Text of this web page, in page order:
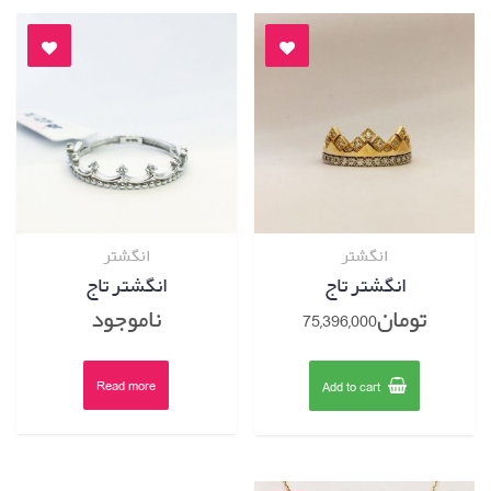
نگاه سریع
انگشتر
انگشتر تاج
تومان75,396,000
Add to cart
نگاه سریع
انگشتر
انگشتر تاج
ناموجود
Read more